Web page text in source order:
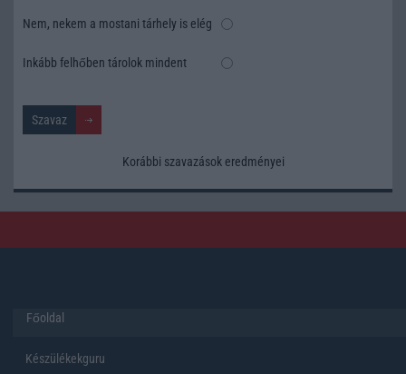
Nem, nekem a mostani tárhely is elég
Inkább felhőben tárolok mindent
Korábbi szavazások eredményei
Főoldal
Készülékekguru